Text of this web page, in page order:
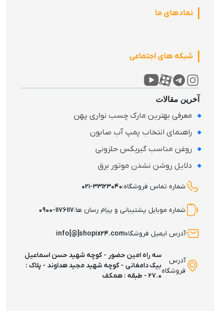
نمادهای ما
شبکه های اجتماعی
آخرین مقالات
معرفی بهترین مارک چسب نواری پهن
راهنمای انتخاب پمپ آب صابون
روغن مناسب گیربکس حلزونی
دلایل روشن نشدن موتور برق
شماره تماس فروشگاه:۰۲۱-۳۳۱۲۳۰۴۰
شماره موبایل پشتیبانی و پیام رسان ها:۰۹۰۰-۱۱۷۶۱۱۷
آدرس ایمیل فروشگاهinfo[@]shopix۲۴.com
آدرس
فروشگاه
سه راه امین حضور - کوچه شهید حسن اسماعیل
بیک دامغانی - کوچه شهید مجید هداوند - پلاک :
۲۷.۰ - طبقه : همکف